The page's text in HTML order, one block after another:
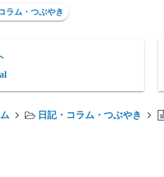
ラム・つぶやき
日記・コラム・つぶやき